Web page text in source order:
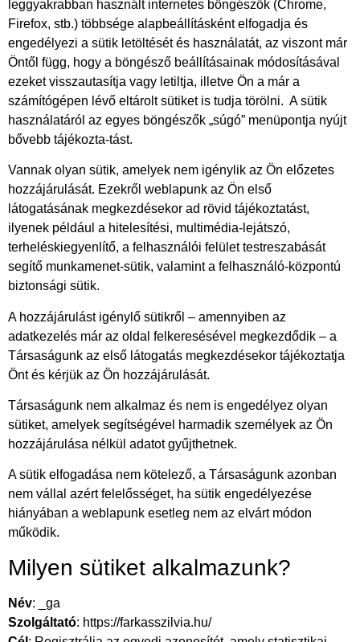
leggyakrabban használt internetes böngészők (Chrome,
Firefox, stb.) többsége alapbeállításként elfogadja és
engedélyezi a sütik letöltését és használatát, az viszont már
Öntől függ, hogy a böngésző beállításainak módosításával
ezeket visszautasítja vagy letiltja, illetve Ön a már a
számítógépen lévő eltárolt sütiket is tudja törölni. A sütik
használatáról az egyes böngészők „súgó” menüpontja nyújt
bővebb tájékozta-tást.
Vannak olyan sütik, amelyek nem igénylik az Ön előzetes
hozzájárulását. Ezekről weblapunk az Ön első
látogatásának megkezdésekor ad rövid tájékoztatást,
ilyenek például a hitelesítési, multimédia-lejátszó,
terheléskiegyenlítő, a felhasználói felület testreszabását
segítő munkamenet-sütik, valamint a felhasználó-központú
biztonsági sütik.
A hozzájárulást igénylő sütikről – amennyiben az
adatkezelés már az oldal felkeresésével megkezdődik – a
Társaságunk az első látogatás megkezdésekor tájékoztatja
Önt és kérjük az Ön hozzájárulását.
Társaságunk nem alkalmaz és nem is engedélyez olyan
sütiket, amelyek segítségével harmadik személyek az Ön
hozzájárulása nélkül adatot gyűjthetnek.
A sütik elfogadása nem kötelező, a Társaságunk azonban
nem vállal azért felelősséget, ha sütik engedélyezése
hiányában a weblapunk esetleg nem az elvárt módon
működik.
Milyen sütiket alkalmazunk?
Név: _ga
Szolgáltató: https://farkasszilvia.hu/